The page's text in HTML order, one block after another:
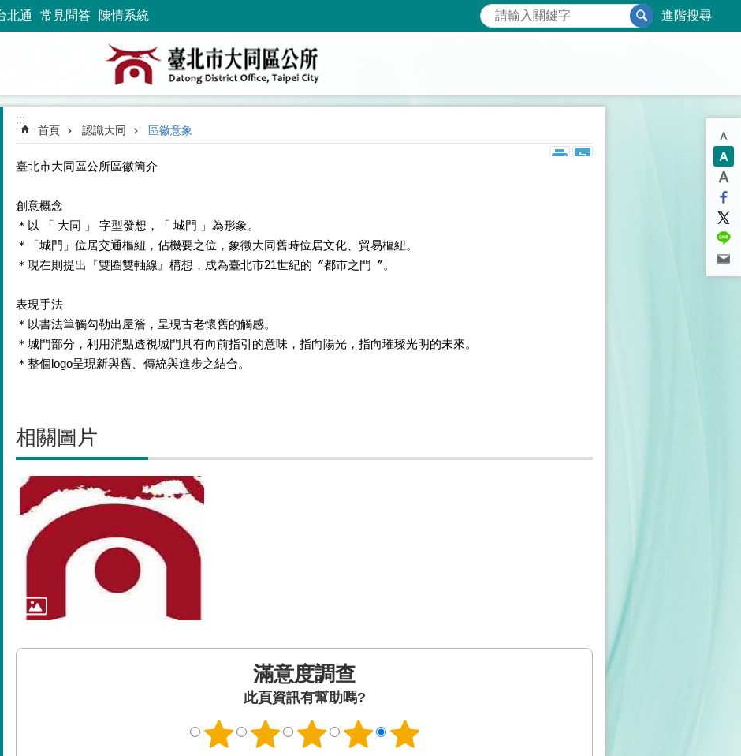
北通 常見問答 陳情系統 進階搜尋
:::
首頁 認識大同 區徽意象
臺北市大同區公所區徽簡介
創意概念
＊以 「 大同 」 字型發想，「 城門 」為形象。
＊「城門」位居交通樞紐，佔機要之位，象徵大同舊時位居文化、貿易樞紐。
＊現在則提出『雙圈雙軸線』構想，成為臺北市21世紀的〞都市之門〞。
表現手法
＊以書法筆觸勾勒出屋簷，呈現古老懷舊的觸感。
＊城門部分，利用消點透視城門具有向前指引的意味，指向陽光，指向璀璨光明的未來。
＊整個logo呈現新與舊、傳統與進步之結合。
相關圖片
滿意度調查
此頁資訊有幫助嗎?